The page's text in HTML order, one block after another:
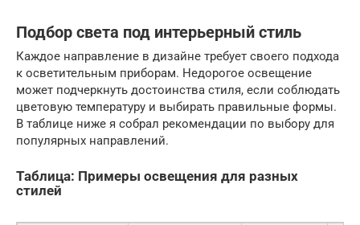
Подбор света под интерьерный стиль
Каждое направление в дизайне требует своего подхода
к осветительным приборам. Недорогое освещение
может подчеркнуть достоинства стиля, если соблюдать
цветовую температуру и выбирать правильные формы.
В таблице ниже я собрал рекомендации по выбору для
популярных направлений.
Таблица: Примеры освещения для разных
стилей